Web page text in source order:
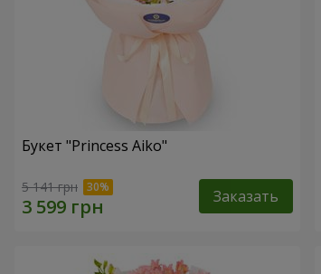
Букет "Princess Aiko"
5 141 грн Заказать